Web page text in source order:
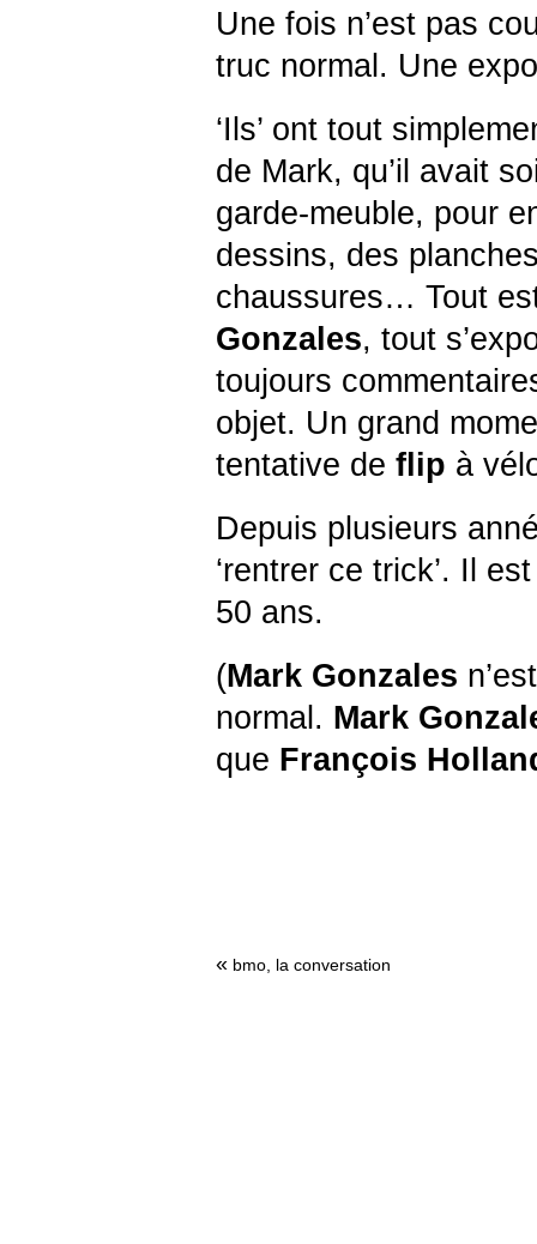
Une fois n’est pas
truc normal. Une
‘Ils’ ont tout
de Mark, qu’il avait
garde-meuble, pour
dessins, des
chaussures… Tout
Gonzales, tout
toujours
objet. Un grand
tentative de flip à
Depuis plusieurs
‘rentrer ce trick’. Il
50 ans.
(Mark Gonzales
normal. Mark
que François
« bmo, la conversation